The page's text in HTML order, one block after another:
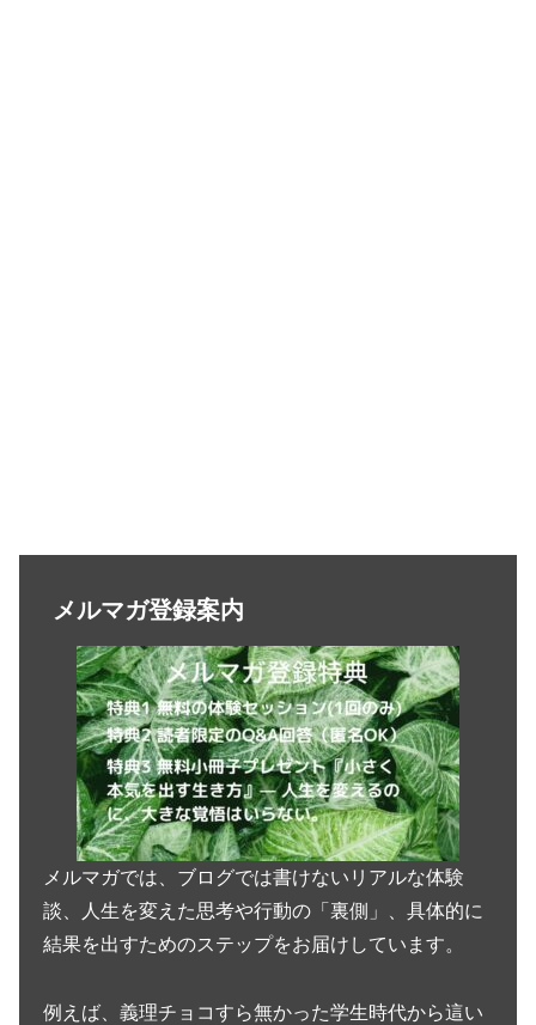
メルマガ登録案内
メルマガでは、ブログでは書けないリアルな体験
談、人生を変えた思考や行動の「裏側」、具体的に
結果を出すためのステップをお届けしています。
例えば、義理チョコすら無かった学生時代から這い